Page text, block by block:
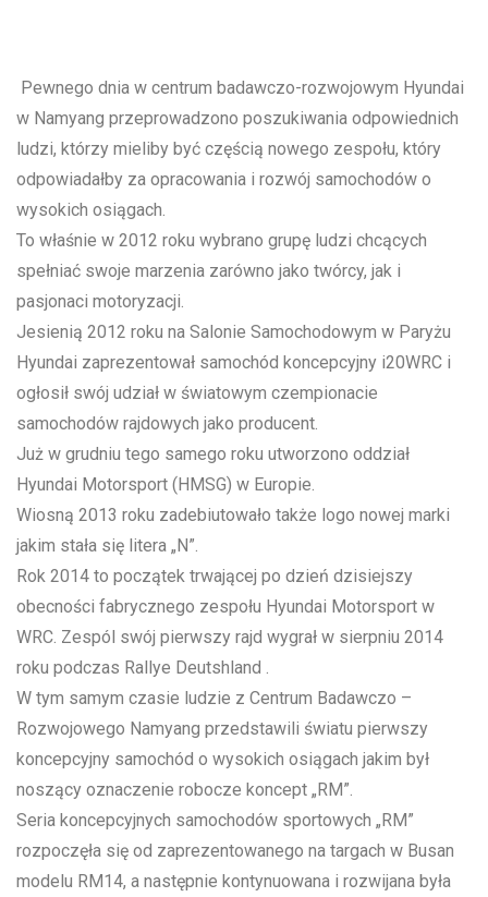
Pewnego dnia w centrum badawczo-rozwojowym Hyundai
w Namyang przeprowadzono poszukiwania odpowiednich
ludzi, którzy mieliby być częścią nowego zespołu, który
odpowiadałby za opracowania i rozwój samochodów o
wysokich osiągach.
To właśnie w 2012 roku wybrano grupę ludzi chcących
spełniać swoje marzenia zarówno jako twórcy, jak i
pasjonaci motoryzacji.
Jesienią 2012 roku na Salonie Samochodowym w Paryżu
Hyundai zaprezentował samochód koncepcyjny i20WRC i
ogłosił swój udział w światowym czempionacie
samochodów rajdowych jako producent.
Już w grudniu tego samego roku utworzono oddział
Hyundai Motorsport (HMSG) w Europie.
Wiosną 2013 roku zadebiutowało także logo nowej marki
jakim stała się litera „N”.
Rok 2014 to początek trwającej po dzień dzisiejszy
obecności fabrycznego zespołu Hyundai Motorsport w
WRC. Zespól swój pierwszy rajd wygrał w sierpniu 2014
roku podczas Rallye Deutshland .
W tym samym czasie ludzie z Centrum Badawczo –
Rozwojowego Namyang przedstawili światu pierwszy
koncepcyjny samochód o wysokich osiągach jakim był
noszący oznaczenie robocze koncept „RM”.
Seria koncepcyjnych samochodów sportowych „RM”
rozpoczęła się od zaprezentowanego na targach w Busan
modelu RM14, a następnie kontynuowana i rozwijana była